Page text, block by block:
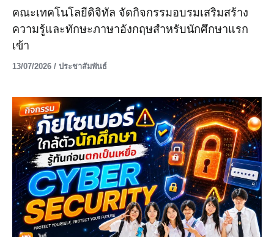
คณะเทคโนโลยีดิจิทัล จัดกิจกรรมอบรมเสริมสร้าง
ความรู้และทักษะภาษาอังกฤษสำหรับนักศึกษาแรก
เข้า
13/07/2026 / ประชาสัมพันธ์